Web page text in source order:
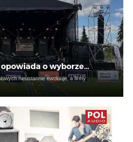
o wyborze…
nieustannie ewoluuje, a firmy